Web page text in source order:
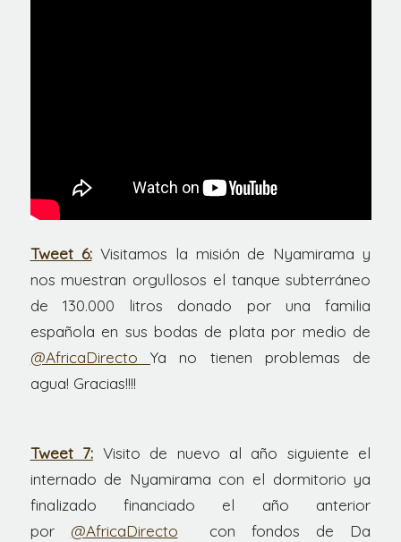
Tweet 6: Visitamos la misión de Nyamirama y
nos muestran orgullosos el tanque subterráneo
de 130.000 litros donado por una familia
española en sus bodas de plata por medio de
@AfricaDirecto Ya no tienen problemas de
agua! Gracias!!!!
Tweet 7: Visito de nuevo al año siguiente el
internado de Nyamirama con el dormitorio ya
finalizado financiado el año anterior
por @AfricaDirecto
con fondos de Da